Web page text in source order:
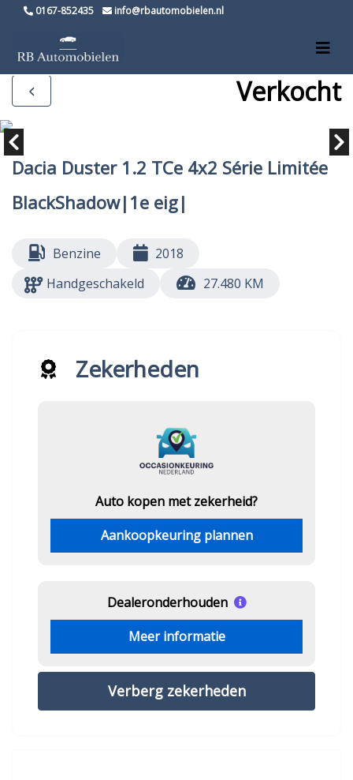
0167-852435 info@rbautomobielen.nl
Verkocht
Dacia Duster 1.2 TCe 4x2 Série Limitée
BlackShadow|1e eig|
Benzine
2018
Handgeschakeld
27.480 KM
Zekerheden
Auto kopen met zekerheid?
Aankoopkeuring plannen
Dealeronderhouden
Meer informatie
Verberg zekerheden